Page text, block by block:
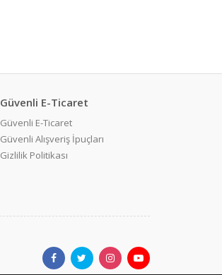
Güvenli E-Ticaret
Güvenli E-Ticaret
Güvenli Alışveriş İpuçları
Gizlilik Politikası